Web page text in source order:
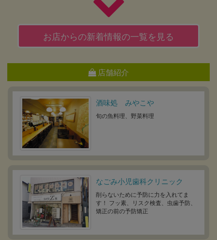
お店からの新着情報の一覧を見る
店舗紹介
酒味処 みやこや
旬の魚料理、野菜料理
なごみ小児歯科クリニック
削らないために予防に力を入れてま
す！ フッ素、リスク検査、虫歯予防、
矯正の前の予防矯正